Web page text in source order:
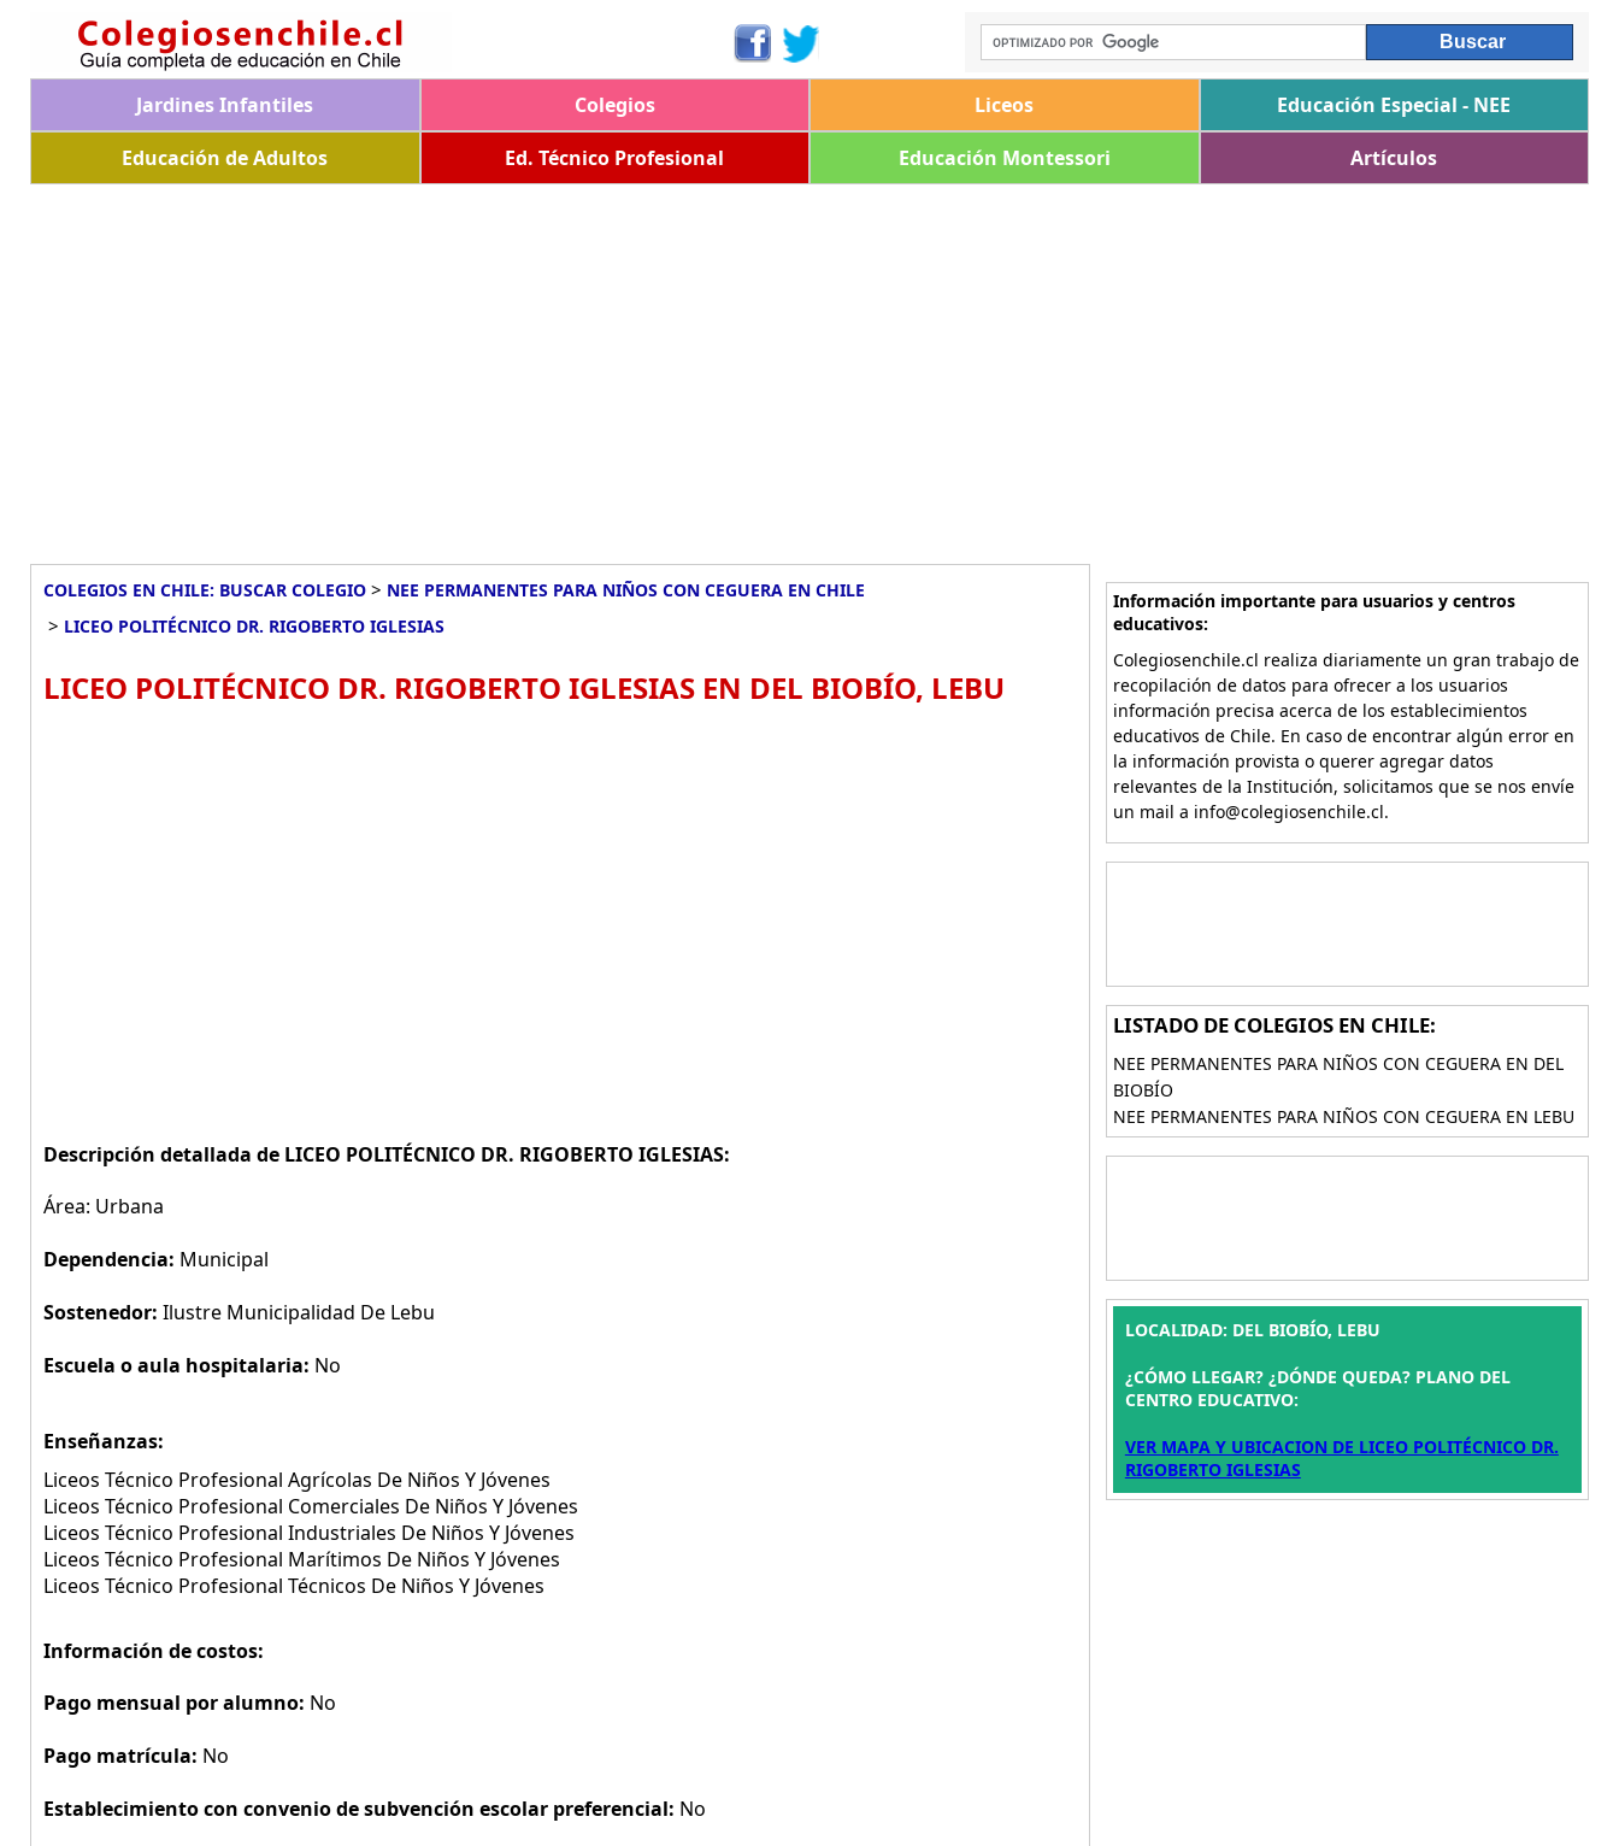
Jardines Infantiles Colegios Liceos
Educación Especial - NEE
Educación de Adultos
Ed. Técnico Profesional Educación Montessori Artículos
COLEGIOS EN CHILE: BUSCAR COLEGIO > NEE PERMANENTES PARA NIÑOS CON CEGUERA EN CHILE
> LICEO POLITÉCNICO DR. RIGOBERTO IGLESIAS
LICEO POLITÉCNICO DR. RIGOBERTO IGLESIAS EN DEL BIOBÍO, LEBU
Descripción detallada de LICEO POLITÉCNICO DR. RIGOBERTO IGLESIAS:
Área: Urbana
Dependencia: Municipal
Sostenedor: Ilustre Municipalidad De Lebu
Escuela o aula hospitalaria: No
Enseñanzas:
Liceos Técnico Profesional Agrícolas De Niños Y Jóvenes
Liceos Técnico Profesional Comerciales De Niños Y Jóvenes
Liceos Técnico Profesional Industriales De Niños Y Jóvenes
Liceos Técnico Profesional Marítimos De Niños Y Jóvenes
Liceos Técnico Profesional Técnicos De Niños Y Jóvenes
Información de costos:
Pago mensual por alumno: No
Pago matrícula: No
Establecimiento con convenio de subvención escolar preferencial: No
Información importante para usuarios y centros
educativos:
Colegiosenchile.cl realiza diariamente un gran trabajo de
recopilación de datos para ofrecer a los usuarios
información precisa acerca de los establecimientos
educativos de Chile. En caso de encontrar algún error en
la información provista o querer agregar datos
relevantes de la Institución, solicitamos que se nos envíe
un mail a info@colegiosenchile.cl.
LISTADO DE COLEGIOS EN CHILE:
NEE PERMANENTES PARA NIÑOS CON CEGUERA EN DEL
BIOBÍO
NEE PERMANENTES PARA NIÑOS CON CEGUERA EN LEBU
LOCALIDAD: DEL BIOBÍO, LEBU
¿CÓMO LLEGAR? ¿DÓNDE QUEDA? PLANO DEL
CENTRO EDUCATIVO:
VER MAPA Y UBICACION DE LICEO POLITÉCNICO DR.
RIGOBERTO IGLESIAS